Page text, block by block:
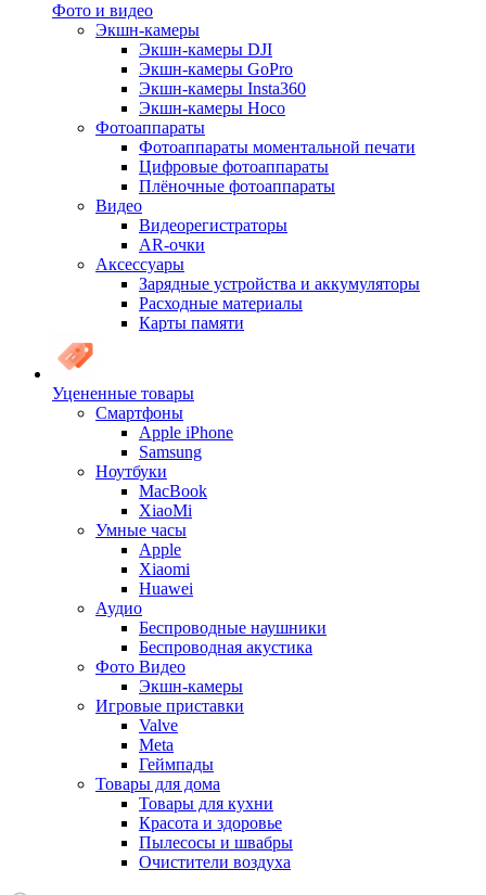
Фото и видео
Экшн-камеры
Экшн-камеры DJI
Экшн-камеры GoPro
Экшн-камеры Insta360
Экшн-камеры Hoco
Фотоаппараты
Фотоаппараты моментальной печати
Цифровые фотоаппараты
Плёночные фотоаппараты
Видео
Видеорегистраторы
AR-очки
Аксессуары
Зарядные устройства и аккумуляторы
Расходные материалы
Карты памяти
Уцененные товары
Cмартфоны
Apple iPhone
Samsung
Ноутбуки
MacBook
XiaoMi
Умные часы
Apple
Xiaomi
Huawei
Аудио
Беспроводные наушники
Беспроводная акустика
Фото Видео
Экшн-камеры
Игровые приставки
Valve
Meta
Геймпады
Товары для дома
Товары для кухни
Красота и здоровье
Пылесосы и швабры
Очистители воздуха